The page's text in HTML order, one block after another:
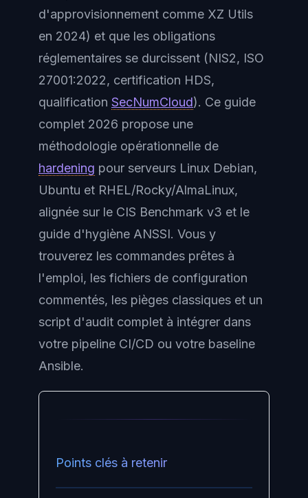
d'approvisionnement comme XZ Utils
en 2024) et que les obligations
réglementaires se durcissent (NIS2, ISO
27001:2022, certification HDS,
qualification SecNumCloud). Ce guide
complet 2026 propose une
méthodologie opérationnelle de
hardening pour serveurs Linux Debian,
Ubuntu et RHEL/Rocky/AlmaLinux,
alignée sur le CIS Benchmark v3 et le
guide d'hygiène ANSSI. Vous y
trouverez les commandes prêtes à
l'emploi, les fichiers de configuration
commentés, les pièges classiques et un
script d'audit complet à intégrer dans
votre pipeline CI/CD ou votre baseline
Ansible.
Points clés à retenir